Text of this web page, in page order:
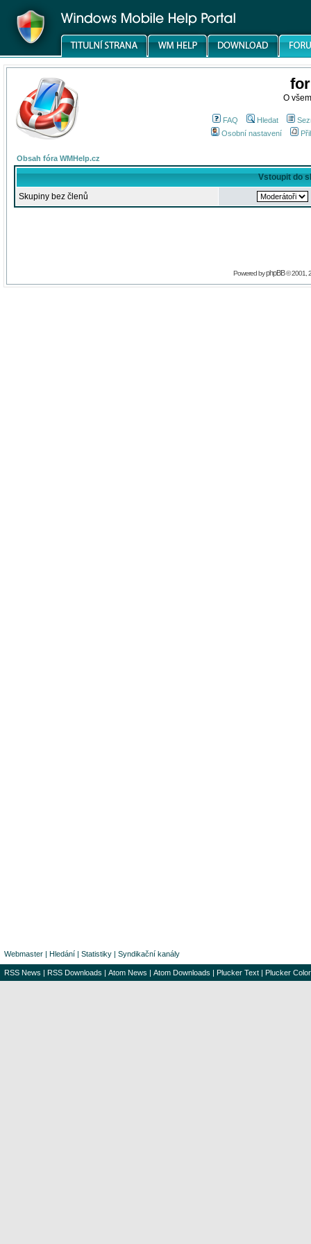
O
FAQ Hledat
Osobní nastavení
Obsah fóra WMHelp.cz
Vstoupit do
Skupiny bez členů
Powered byphpBB© 2001,
Webmaster | Hledání | Statistiky | Syndikační kanály
RSS News | RSS Downloads | Atom News | Atom Downloads | Plucker Text | Plucker Color